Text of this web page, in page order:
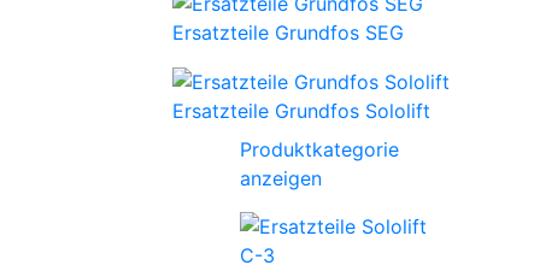
Ersatzteile Grundfos SEG
Ersatzteile Grundfos Sololift
Produktkategorie
anzeigen